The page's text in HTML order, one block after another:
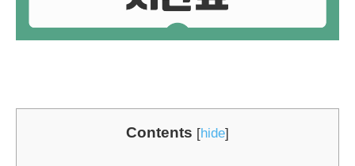
Contents [hide]